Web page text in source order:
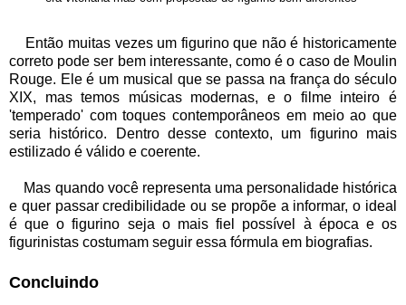
Então muitas vezes um figurino que não é historicamente
correto pode ser bem interessante, como é o caso de Moulin
Rouge. Ele é um musical que se passa na frança do século
XIX, mas temos músicas modernas, e o filme inteiro é
'temperado' com toques contemporâneos em meio ao que
seria histórico. Dentro desse contexto, um figurino mais
estilizado é válido e coerente.
Mas quando você representa uma personalidade histórica
e quer passar credibilidade ou se propõe a informar, o ideal
é que o figurino seja o mais fiel possível à época e os
figurinistas costumam seguir essa fórmula em biografias.
Concluindo